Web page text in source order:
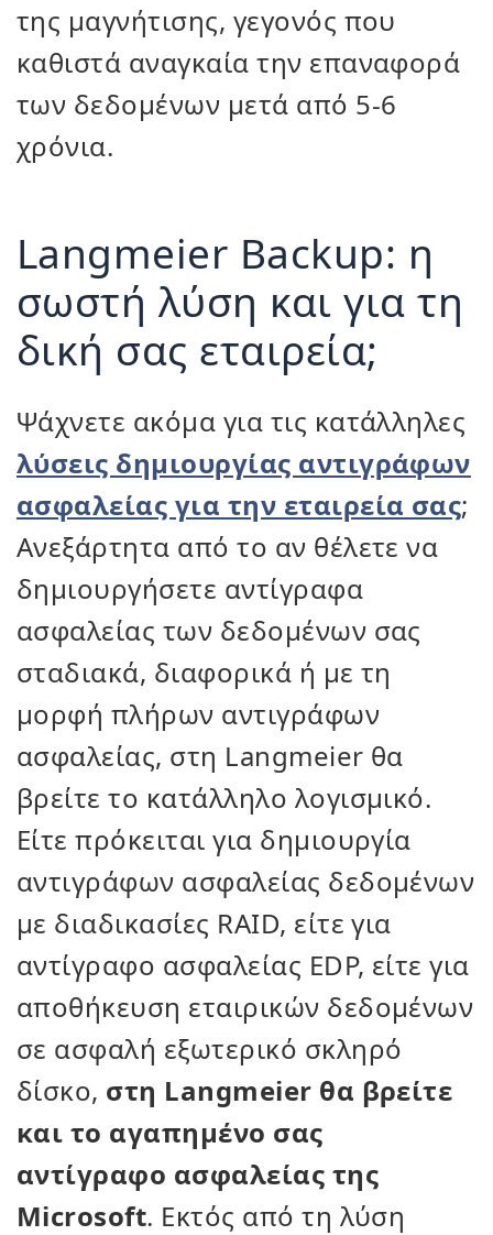
της μαγνήτισης, γεγονός που
καθιστά αναγκαία την επαναφορά
των δεδομένων μετά από 5-6
χρόνια.
Langmeier Backup: η
σωστή λύση και για τη
δική σας εταιρεία;
Ψάχνετε ακόμα για τις κατάλληλες
λύσεις δημιουργίας αντιγράφων
ασφαλείας για την εταιρεία σας;
Ανεξάρτητα από το αν θέλετε να
δημιουργήσετε αντίγραφα
ασφαλείας των δεδομένων σας
σταδιακά, διαφορικά ή με τη
μορφή πλήρων αντιγράφων
ασφαλείας, στη Langmeier θα
βρείτε το κατάλληλο λογισμικό.
Είτε πρόκειται για δημιουργία
αντιγράφων ασφαλείας δεδομένων
με διαδικασίες RAID, είτε για
αντίγραφο ασφαλείας EDP, είτε για
αποθήκευση εταιρικών δεδομένων
σε ασφαλή εξωτερικό σκληρό
δίσκο, στη Langmeier θα βρείτε
και το αγαπημένο σας
αντίγραφο ασφαλείας της
Microsoft. Εκτός από τη λύση